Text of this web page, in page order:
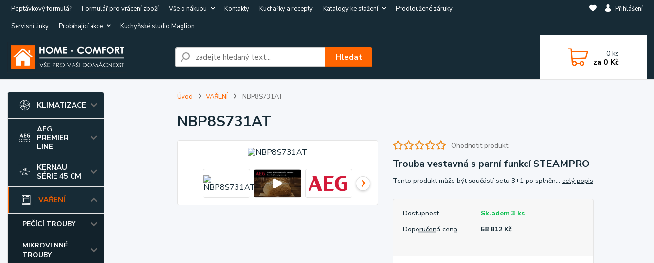
Poptávkový formulář Formulář pro vrácení zboží Vše o nákupu Kontakty Kuchařky a recepty Katalogy ke stažení
Prodloužené záruky
Servisní linky
Probíhající akce Kuchyňské studio Maglion
Přihlášení
Hledat 0 ks
za 0 Kč
KLIMATIZACE
AEG
PREMIER
LINE
KERNAU
SÉRIE 45 CM
VAŘENÍ
PEČÍCÍ TROUBY
MIKROVLNNÉ
TROUBY
Úvod VAŘENÍ NBP8S731AT
NBP8S731AT
Ohodnotit produkt
Trouba vestavná s parní funkcí STEAMPRO
Tento produkt může být součástí setu 3+1 po splněn... celý popis
Dostupnost
Skladem 3 ks
Doporučená cena
58 812 Kč